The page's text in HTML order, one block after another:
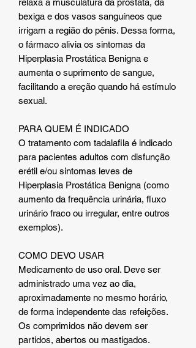
relaxa a musculatura da próstata, da
bexiga e dos vasos sanguíneos que
irrigam a região do pênis. Dessa forma,
o fármaco alivia os sintomas da
Hiperplasia Prostática Benigna e
aumenta o suprimento de sangue,
facilitando a ereção quando há estímulo
sexual.
PARA QUEM É INDICADO
O tratamento com tadalafila é indicado
para pacientes adultos com disfunção
erétil e/ou sintomas leves de
Hiperplasia Prostática Benigna (como
aumento da frequência urinária, fluxo
urinário fraco ou irregular, entre outros
exemplos).
COMO DEVO USAR
Medicamento de uso oral. Deve ser
administrado uma vez ao dia,
aproximadamente no mesmo horário,
de forma independente das refeições.
Os comprimidos não devem ser
partidos, abertos ou mastigados.